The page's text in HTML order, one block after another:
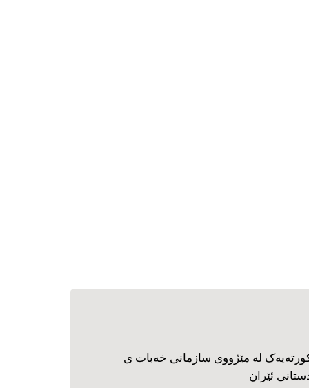
له مێژووی سازمانی خه‌بات ی
ئێران